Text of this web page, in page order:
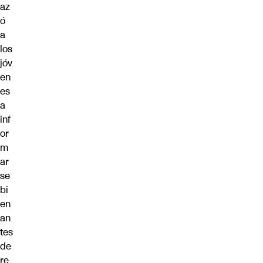
az
ó
a
los
jóv
en
es
a
inf
or
m
ar
se
bi
en
an
tes
de
re